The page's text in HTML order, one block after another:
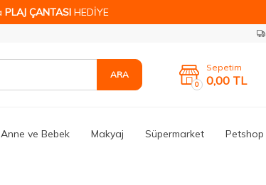
PLAJ ÇANTASI HEDİYE
ARA
0
Sepetim
0,00 TL
Anne ve Bebek Makyaj Süpermarket Petshop